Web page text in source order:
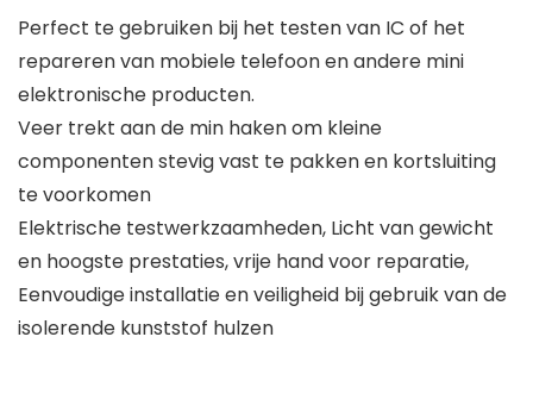
Perfect te gebruiken bij het testen van IC of het
repareren van mobiele telefoon en andere mini
elektronische producten.
Veer trekt aan de min haken om kleine
componenten stevig vast te pakken en kortsluiting
te voorkomen
Elektrische testwerkzaamheden, Licht van gewicht
en hoogste prestaties, vrije hand voor reparatie,
Eenvoudige installatie en veiligheid bij gebruik van de
isolerende kunststof hulzen